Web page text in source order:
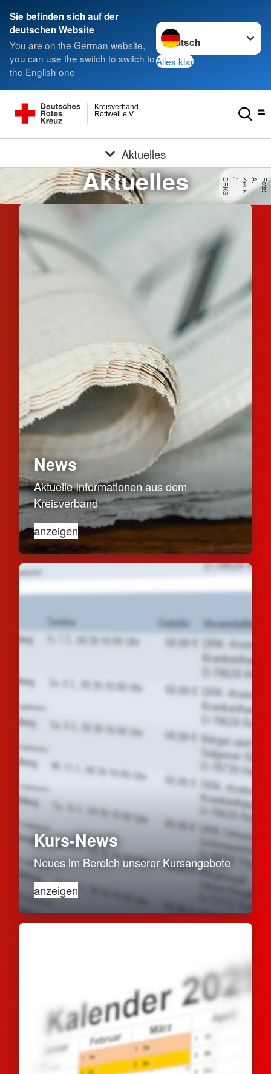
Sie befinden sich auf der
deutschen Website
You are on the German website,
you can use the switch to switch to
the English one
Sprache wechseln zu
Alles klar
Rottweil e.V.
Kreisverband
Aktuelles
F
o
t
o
:
A
.
Z
e
lc
k
/
D
R
K
S
Aktuelles
News
Aktuelle Informationen aus dem
Kreisverband
anzeigen
Kurs-News
Neues im Bereich unserer Kursangebote
anzeigen